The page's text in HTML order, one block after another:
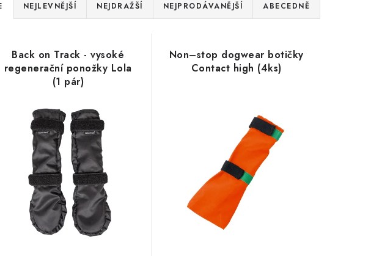
NEJLEVNĚJŠÍ NEJDRAŽŠÍ NEJPRODÁVANĚJŠÍ ABECEDNĚ
Back on Track - vysoké
regenerační ponožky Lola
(1 pár)
Non–stop dogwear botičky
Contact high (4ks)